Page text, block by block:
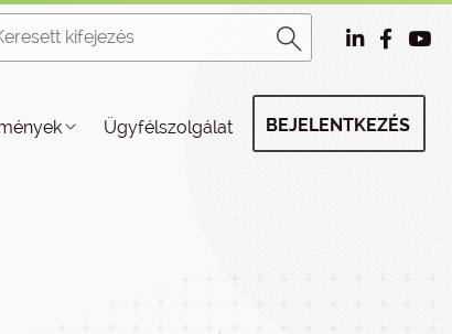
Ügyfélszolgálat BEJELENTKEZÉS